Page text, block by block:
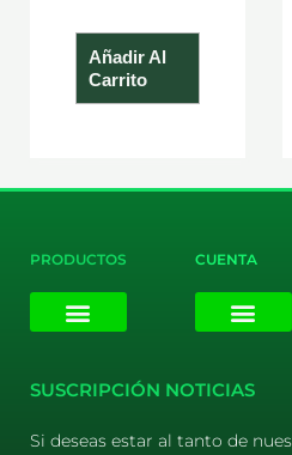
Añadir Al
Carrito
PRODUCTOS CUENTA
SUSCRIPCIÓN NOTICIAS
Si deseas estar al tanto de